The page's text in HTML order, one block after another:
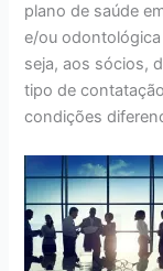
plano de saúde
e/ou
seja, aos sócios,
tipo de
condições